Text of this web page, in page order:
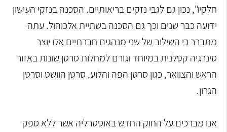
חלקיו", נכון גם לגבי נזקים בריאותיים. הסכנה בנזקי העישון
ידועה כבר שנים וכך גם הסכנה בשתיית אלכוהול. עתה
מתברר כי השילוב של שני מנהגים חברתיים אלו יוצר
סינרגיה קטלנית במיוחד וגורם למחלות סרטן שונות באזור
הראש והצוואר, כגון סרטן הפה והלוע, סרטן הוושט וסרטן
הגרון.
אנו מברכים על החוק החדש באוסטרליה אשר ללא ספק